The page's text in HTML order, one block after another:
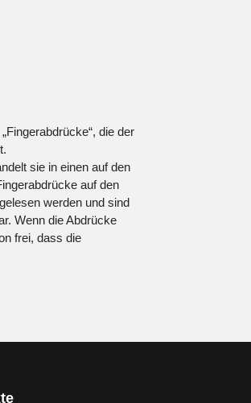
die der
sie in einen auf den
auf den
werden und sind
Wenn die Abdrücke
frei, dass die